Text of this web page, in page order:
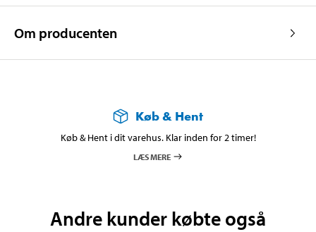
Om producenten
Køb & Hent
Køb & Hent i dit varehus. Klar inden for 2 timer!
LÆS MERE
Andre kunder købte også